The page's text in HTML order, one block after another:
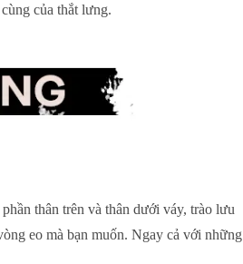
của thắt lưng.
thân trên và thân dưới váy, trào lưu
eo mà bạn muốn. Ngay cả với những